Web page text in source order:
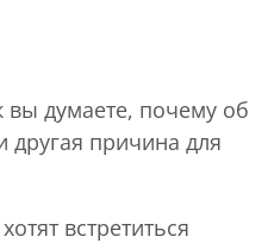
вы думаете, почему об
другая причина для
встретиться